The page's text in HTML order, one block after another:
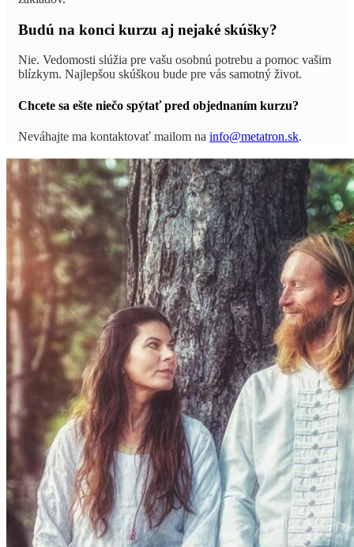
Budú na konci kurzu aj nejaké skúšky?
Nie. Vedomosti slúžia pre vašu osobnú potrebu a pomoc vašim
blízkym. Najlepšou skúškou bude pre vás samotný život.
Chcete sa ešte niečo spýtať pred objednaním kurzu?
Neváhajte ma kontaktovať mailom na info@metatron.sk.